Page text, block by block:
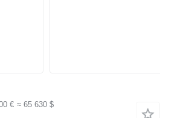
€ ≈ 65 630 $